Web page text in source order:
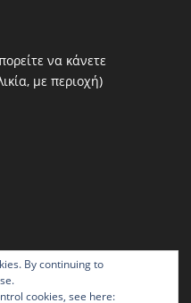
να κάνετε
με περιοχή)
By continuing to
cookies, see here: